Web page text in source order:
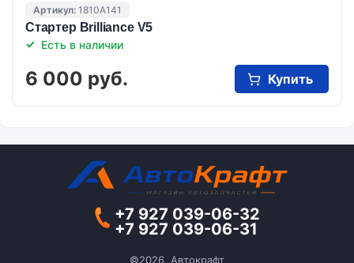
Артикул: 1810A141
Стартер Brilliance V5
Есть в наличии
6 000 руб. Купить
+7 927 039-06-32
+7 927 039-06-31
©2026, Автокрафт